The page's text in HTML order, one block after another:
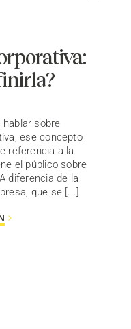
sobre
ese concepto
referencia a la
el público sobre
diferencia de la
que se [...]